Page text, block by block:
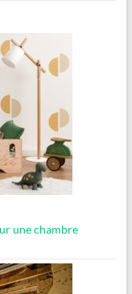
une chambre